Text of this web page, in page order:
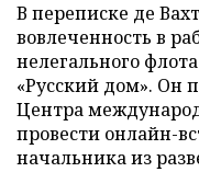
В переписке де
вовлеченность в
нелегального
«Русский дом». Он
Центра
провести онлайн-
начальника из